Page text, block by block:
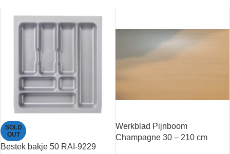
SOLD
OUT
Bestek bakje 50 RAI-9229
Werkblad Pijnboom
Champagne 30 – 210 cm